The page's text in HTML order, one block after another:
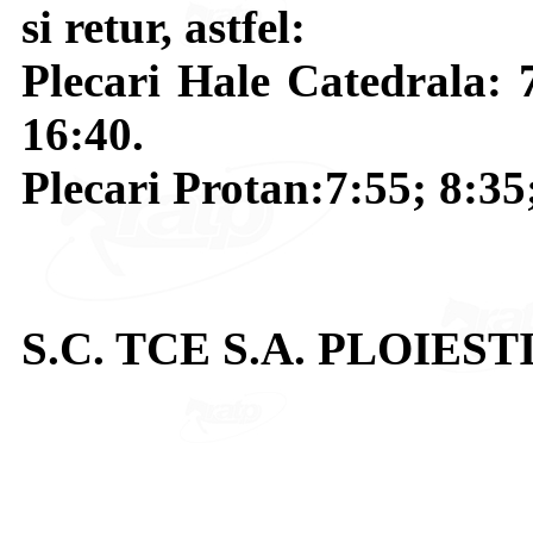
si retur, astfel:
Plecari Hale Catedrala:
16:40.
Plecari Protan:7:55;
S.C. TCE S.A.